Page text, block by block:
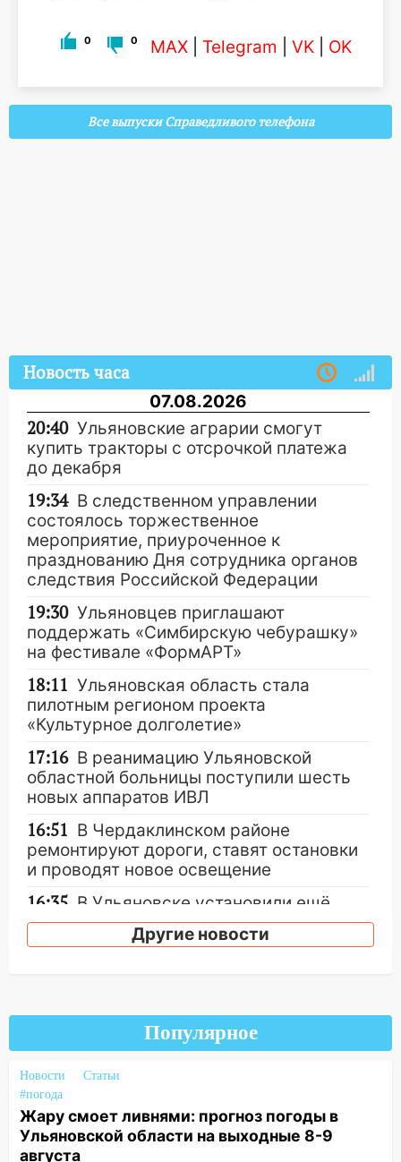
0 0 MAX Telegram VK OK
Все выпуски Справедливого телефона
Новость часа
07.08.2026
20:40 Ульяновские аграрии смогут
купить тракторы с отсрочкой платежа
до декабря
19:34 В следственном управлении
состоялось торжественное
мероприятие, приуроченное к
празднованию Дня сотрудника органов
следствия Российской Федерации
19:30 Ульяновцев приглашают
поддержать «Симбирскую чебурашку»
на фестивале «ФормАРТ»
18:11 Ульяновская область стала
пилотным регионом проекта
«Культурное долголетие»
17:16 В реанимацию Ульяновской
областной больницы поступили шесть
новых аппаратов ИВЛ
16:51 В Чердаклинском районе
ремонтируют дороги, ставят остановки
и проводят новое освещение
16:35 В Ульяновске установили ещё
девять бункеров для крупногабаритного
мусора
В Ульяновском госуниверситете
разработают отечественный прибор для
цифровой ПЦР
15:47
за абонементы закрывшегося фитнес-
клуба «Рекорд-Fitness»
Другие новости
Популярное
Новости
Статьи
#погода
Жару смоет ливнями: прогноз погоды в
Ульяновской области на выходные 8-9
августа